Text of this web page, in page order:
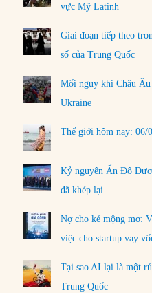
vực Mỹ Latinh
Giai đoạn tiếp theo
số của Trung Quốc
Mối nguy khi Châu
Ukraine
Thế giới hôm nay: 06/
Kỷ nguyên Ấn Độ
đã khép lại
Nợ cho kẻ mộng mơ:
việc cho startup vay
Tại sao AI lại là một
Trung Quốc